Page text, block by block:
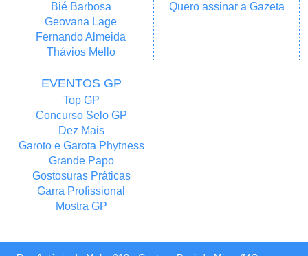
Bié Barbosa
Geovana Lage
Fernando Almeida
Thávios Mello
Quero assinar a Gazeta
EVENTOS GP
Top GP
Concurso Selo GP
Dez Mais
Garoto e Garota Phytness
Grande Papo
Gostosuras Práticas
Garra Profissional
Mostra GP